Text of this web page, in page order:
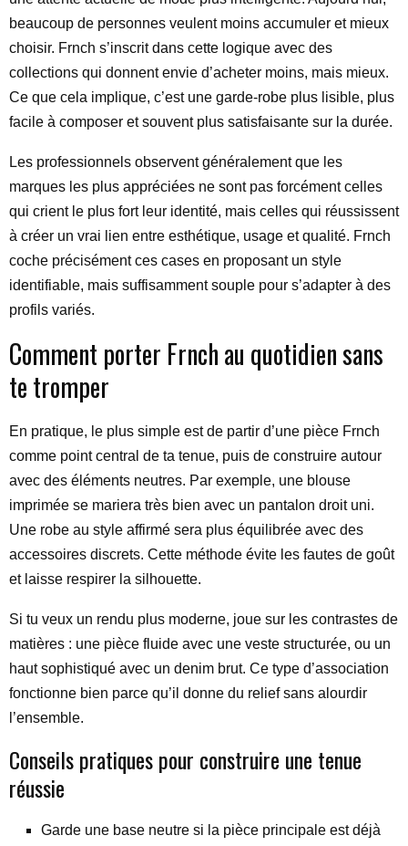
beaucoup de personnes veulent moins accumuler et mieux
choisir. Frnch s’inscrit dans cette logique avec des
collections qui donnent envie d’acheter moins, mais mieux.
Ce que cela implique, c’est une garde-robe plus lisible, plus
facile à composer et souvent plus satisfaisante sur la durée.
Les professionnels observent généralement que les
marques les plus appréciées ne sont pas forcément celles
qui crient le plus fort leur identité, mais celles qui réussissent
à créer un vrai lien entre esthétique, usage et qualité. Frnch
coche précisément ces cases en proposant un style
identifiable, mais suffisamment souple pour s’adapter à des
profils variés.
Comment porter Frnch au quotidien sans
te tromper
En pratique, le plus simple est de partir d’une pièce Frnch
comme point central de ta tenue, puis de construire autour
avec des éléments neutres. Par exemple, une blouse
imprimée se mariera très bien avec un pantalon droit uni.
Une robe au style affirmé sera plus équilibrée avec des
accessoires discrets. Cette méthode évite les fautes de goût
et laisse respirer la silhouette.
Si tu veux un rendu plus moderne, joue sur les contrastes de
matières : une pièce fluide avec une veste structurée, ou un
haut sophistiqué avec un denim brut. Ce type d’association
fonctionne bien parce qu’il donne du relief sans alourdir
l’ensemble.
Conseils pratiques pour construire une tenue
réussie
Garde une base neutre si la pièce principale est déjà